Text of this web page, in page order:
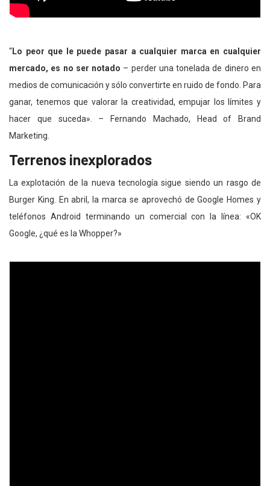
“Lo peor que le puede pasar a cualquier marca en cualquier
mercado, es no ser notado – perder una tonelada de dinero en
medios de comunicación y sólo convertirte en ruido de fondo. Para
ganar, tenemos que valorar la creatividad, empujar los límites y
hacer que suceda». – Fernando Machado, Head of Brand
Marketing.
Terrenos inexplorados
La explotación de la nueva tecnología sigue siendo un rasgo de
Burger King. En abril, la marca se aprovechó de Google Homes y
teléfonos Android terminando un comercial con la línea: «OK
Google, ¿qué es la Whopper?»